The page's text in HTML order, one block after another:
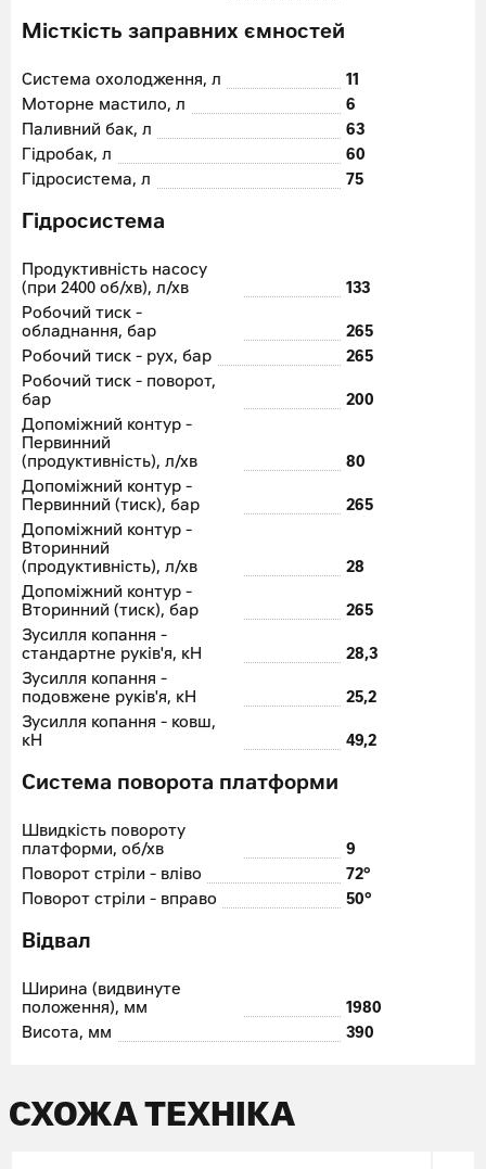
Місткість заправних ємностей
Система охолодження, л
11
Моторне мастило, л
6
Паливний бак, л
63
Гідробак, л
60
Гідросистема, л
75
Гідросистема
Продуктивність насосу
(при 2400 об/хв), л/хв
133
Робочий тиск -
обладнання, бар
265
Робочий тиск - рух, бар
265
Робочий тиск - поворот,
бар
200
Допоміжний контур -
Первинний
(продуктивність), л/хв
80
Допоміжний контур -
Первинний (тиск), бар
265
Допоміжний контур -
Вторинний
(продуктивність), л/хв
28
Допоміжний контур -
Вторинний (тиск), бар
265
Зусилля копання -
стандартне руків'я, кН
28,3
Зусилля копання -
подовжене руків'я, кН
25,2
Зусилля копання - ковш,
кН
49,2
Система поворота платформи
Швидкість повороту
платформи, об/хв
9
Поворот стріли - вліво
72°
Поворот стріли - вправо
50°
Відвал
Ширина (видвинуте
положення), мм
1980
Висота, мм
390
СХОЖА ТЕХНІКА